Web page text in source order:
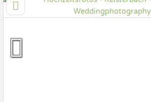
71634 Ludwigsburg, Baden-
Hochzeits Shooting